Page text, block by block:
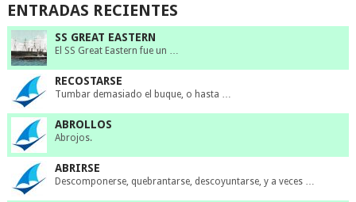
ENTRADAS RECIENTES
SS GREAT EASTERN
El SS Great Eastern fue un …
RECOSTARSE
Tumbar demasiado el buque, o hasta …
ABROLLOS
Abrojos.
ABRIRSE
Descomponerse, quebrantarse, descoyuntarse, y a veces …